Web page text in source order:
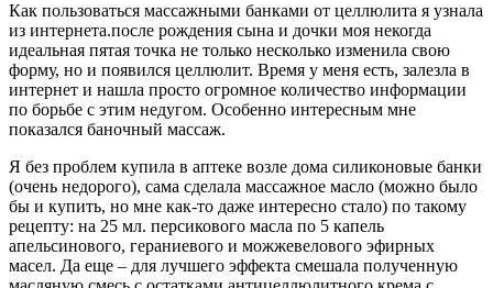
Как пользоваться массажными банками от целлюлита я узнала
из интернета.после рождения сына и дочки моя некогда
идеальная пятая точка не только несколько изменила свою
форму, но и появился целлюлит. Время у меня есть, залезла в
интернет и нашла просто огромное количество информации
по борьбе с этим недугом. Особенно интересным мне
показался баночный массаж.
Я без проблем купила в аптеке возле дома силиконовые банки
(очень недорого), сама сделала массажное масло (можно было
бы и купить, но мне как-то даже интересно стало) по такому
рецепту: на 25 мл. персикового масла по 5 капель
апельсинового, гераниевого и можжевелового эфирных
масел. Да еще – для лучшего эффекта смешала полученную